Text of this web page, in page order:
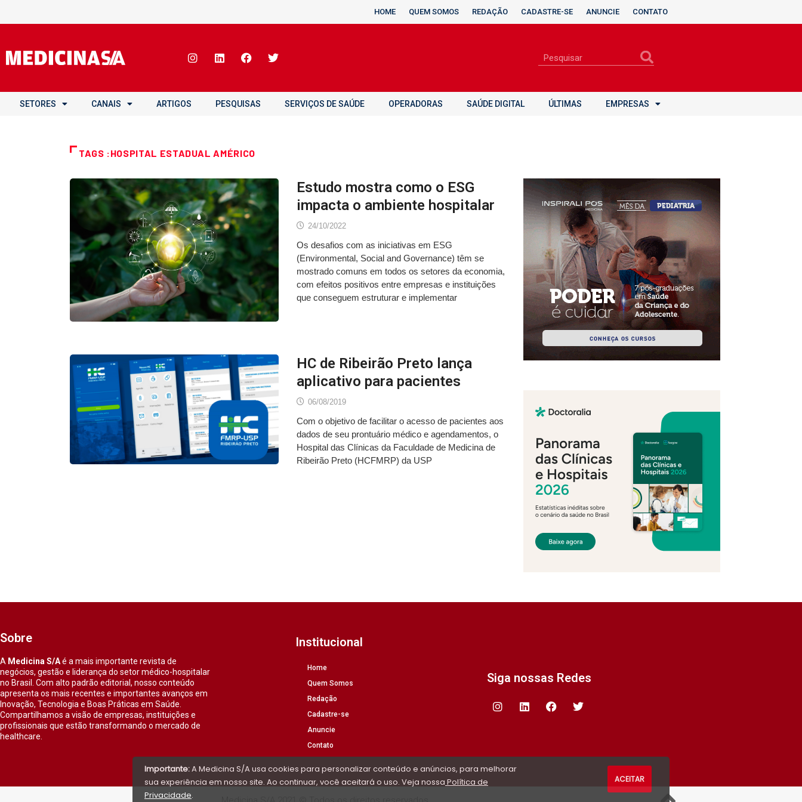
HOME QUEM SOMOS REDAÇÃO CADASTRE-SE ANUNCIE CONTATO
SETORES CANAIS ARTIGOS PESQUISAS SERVIÇOS DE SAÚDE OPERADORAS SAÚDE DIGITAL ÚLTIMAS EMPRESAS
TAGS :HOSPITAL ESTADUAL AMÉRICO
Estudo mostra como o ESG
impacta o ambiente hospitalar
24/10/2022
Os desafios com as iniciativas em ESG
(Environmental, Social and Governance) têm se
mostrado comuns em todos os setores da economia,
com efeitos positivos entre empresas e instituições
que conseguem estruturar e implementar
HC de Ribeirão Preto lança
aplicativo para pacientes
06/08/2019
Com o objetivo de facilitar o acesso de pacientes aos
dados de seu prontuário médico e agendamentos, o
Hospital das Clínicas da Faculdade de Medicina de
Ribeirão Preto (HCFMRP) da USP
Sobre
A Medicina S/Aé a mais importante revista de
negócios, gestão e liderança do setor médico-hospitalar
no Brasil. Com alto padrão editorial, nosso conteúdo
apresenta os mais recentes e importantes avanços em
Inovação, Tecnologia e Boas Práticas em Saúde.
Compartilhamos a visão de empresas, instituições e
profissionais que estão transformando o mercado de
healthcare.
Institucional
Home
Quem Somos
Redação
Cadastre-se
Anuncie
Contato
Siga nossas Redes
Importante:A Medicina S/A usa cookies para personalizar conteúdo e anúncios, para melhorar
sua experiência em nosso site. Ao continuar, você aceitará o uso. Veja nossa Política de
Privacidade.
ACEITAR